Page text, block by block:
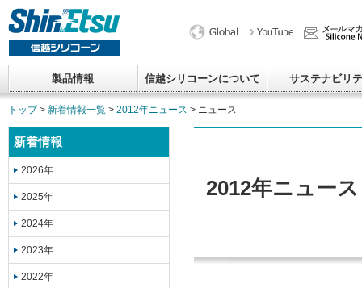
製品情報 信越シリコーンについて サステナビリ
トップ> 新着情報一覧 > 2012年ニュース > ニュース
新着情報
2026年
2025年
2024年
2023年
2022年
2012年ニュース